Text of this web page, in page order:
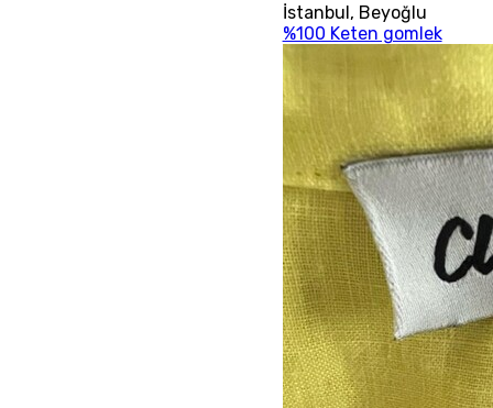
İstanbul, Beyoğlu
%100 Keten gomlek